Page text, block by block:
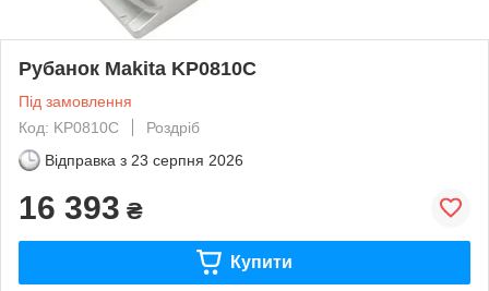
Рубанок Makita KP0810C
Під замовлення
Код: KP0810C
Роздріб
Відправка з 23 серпня 2026
16 393 ₴
Купити